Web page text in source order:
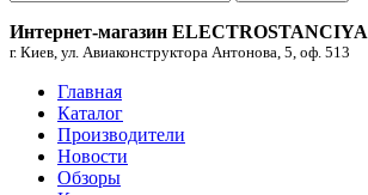
Интернет-магазин ELECTROSTANCIYA
г. Киев, ул. Авиаконструктора Антонова, 5, оф. 513
Главная
Каталог
Производители
Новости
Обзоры